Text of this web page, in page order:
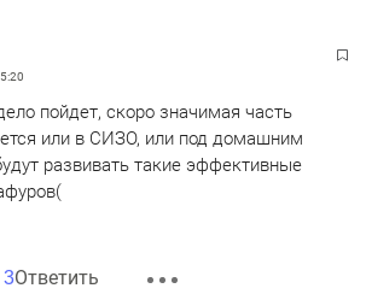
пойдет, скоро значимая часть
или в СИЗО, или под домашним
развивать такие эффективные
3Ответить